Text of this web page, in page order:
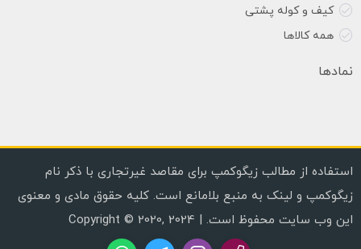
کیف و کوله پشتی
همه کالاها
نمادها
استفاده از مطالب زیگوکمپ برای مقاصد غیرتجاری با ذکر نام
زیگوکمپ و لینک به منبع بلامانع است. کلیه حقوق مادی و معنوی
این وب سایت محفوظ است. | Copyright © 2020, 2024